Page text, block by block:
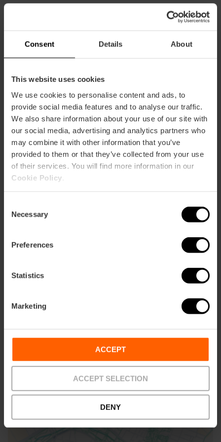
Consent Details About
This website uses cookies
We use cookies to personalise content and ads, to
provide social media features and to analyse our traffic.
We also share information about your use of our site with
our social media, advertising and analytics partners who
may combine it with other information that you’ve
provided to them or that they’ve collected from your use
of their services. You will find more information in our
Cookie Policy
Selection
Necessary
Preferences
Statistics
Marketing
ACCEPT
ACCEPT SELECTION
DENY
Què fer a la Platja de la Patacona
Gosta una orxata de Km 0
se amb una tradicional orxata. I què millor que fer-ho a
deliciosa beguda! Gaudeix-la en orxateries tradicionals
com l'Orxateria Panach o apunta't a un tour pels
camps de xufa de Món Orxata.
Oci alternatiu
Gaudeix d'un vermutet amb música en viu i l'ambient
31
Playa de la Patacona, Passeig Marítim de la